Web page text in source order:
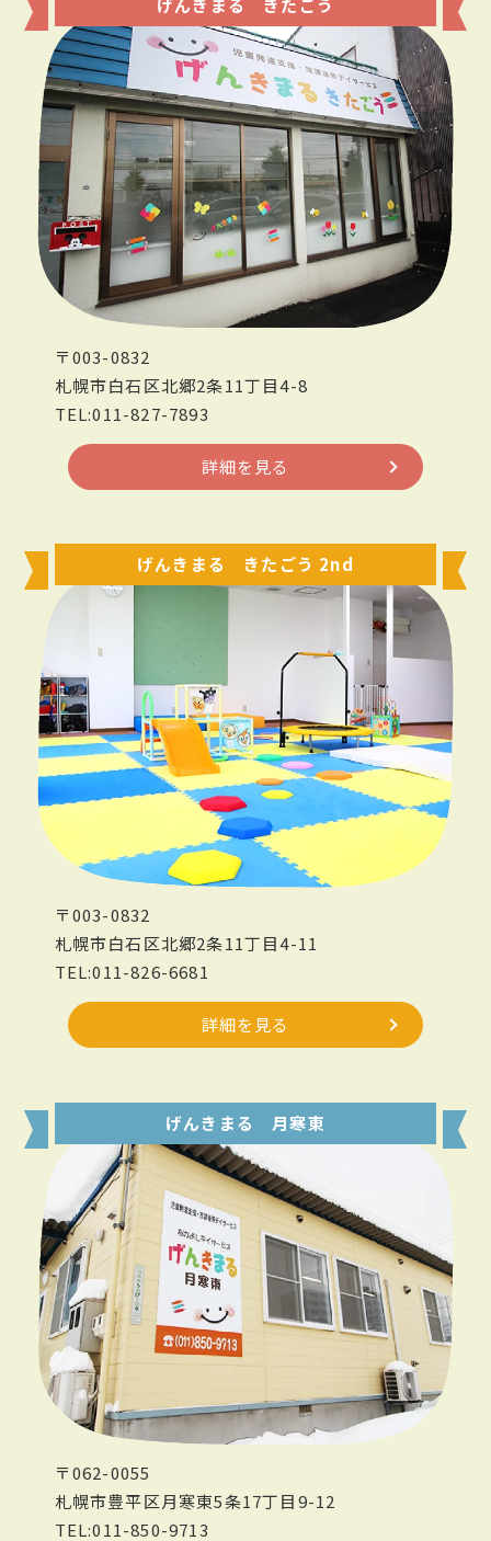
げんきまる きたごう
〒003-0832
札幌市白石区北郷2条11丁目4-8
TEL:011-827-7893
詳細を見る
げんきまる きたごう 2nd
〒003-0832
札幌市白石区北郷2条11丁目4-11
TEL:011-826-6681
詳細を見る
げんきまる 月寒東
〒062-0055
札幌市豊平区月寒東5条17丁目9-12
TEL:011-850-9713